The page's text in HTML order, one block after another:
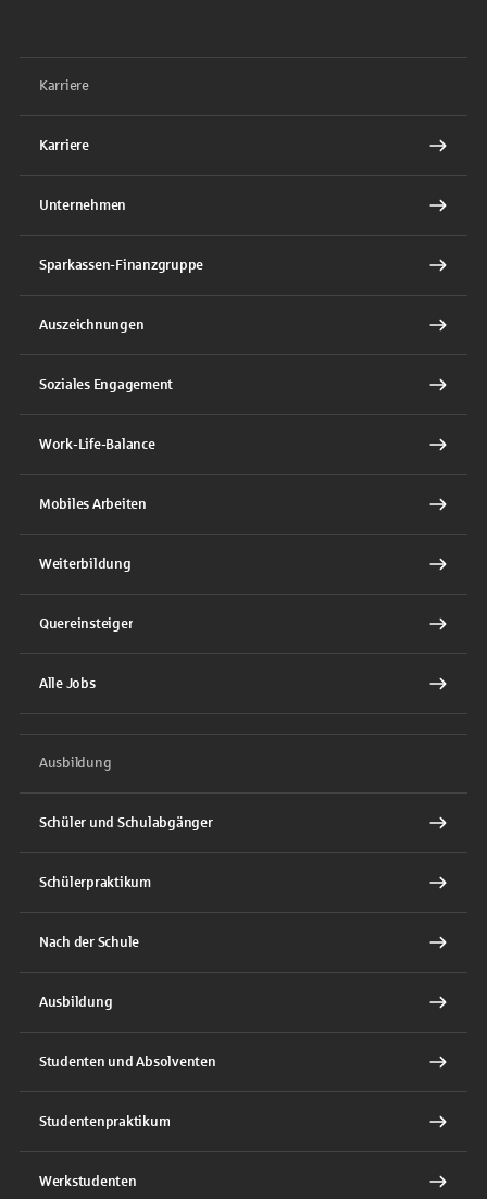
Karriere
Karriere
Unternehmen
Sparkassen-Finanzgruppe
Auszeichnungen
Soziales Engagement
Work-Life-Balance
Mobiles Arbeiten
Weiterbildung
Quereinsteiger
Alle Jobs
Ausbildung
Schüler und Schulabgänger
Schülerpraktikum
Nach der Schule
Ausbildung
Studenten und Absolventen
Studentenpraktikum
Werkstudenten